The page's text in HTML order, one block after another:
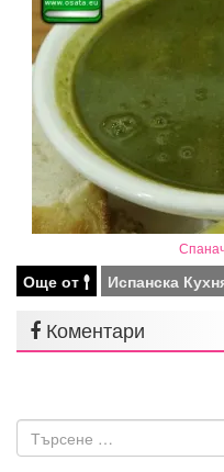
Още от Испанска
Коментари